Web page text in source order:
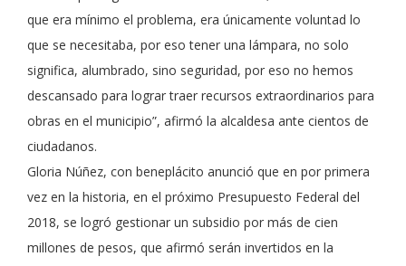
que era mínimo el problema, era únicamente voluntad lo
que se necesitaba, por eso tener una lámpara, no solo
significa, alumbrado, sino seguridad, por eso no hemos
descansado para lograr traer recursos extraordinarios para
obras en el municipio”, afirmó la alcaldesa ante cientos de
ciudadanos.
Gloria Núñez, con beneplácito anunció que en por primera
vez en la historia, en el próximo Presupuesto Federal del
2018, se logró gestionar un subsidio por más de cien
millones de pesos, que afirmó serán invertidos en la